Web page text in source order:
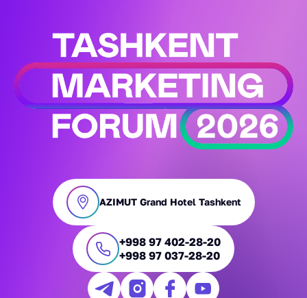
AZIMUT Grand Hotel Tashkent
+998 97 402-28-20
+998 97 037-28-20